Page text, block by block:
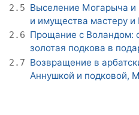
2.5 Выселение Могарыча и
и имущества мастеру и
2.6 Прощание с Воландом:
золотая подкова в
2.7 Возвращение в
Аннушкой и подковой,